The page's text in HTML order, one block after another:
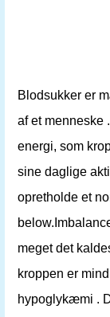
Blodsukker er
af et menneske
energi, som
sine daglige
opretholde et
meget det
kroppen er
hypoglykæmi .